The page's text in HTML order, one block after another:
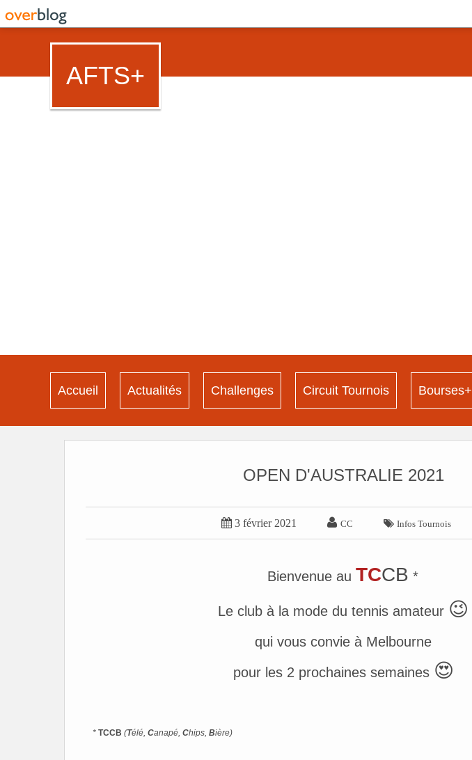
AFTS+
Accueil Actualités Challenges Circuit Tournois Bourses+
OPEN D'AUSTRALIE 2021
 3 février 2021  CC  Infos Tournois
Bienvenue au TCCB *
Le club à la mode du tennis amateur 😉
qui vous convie à Melbourne
pour les 2 prochaines semaines 😍
* TCCB (Télé, Canapé, Chips, Bière)